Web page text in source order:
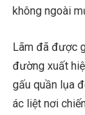
không ngoài
Lãm đã được
đường xuất
gấu quần lụa
ác liệt nơi